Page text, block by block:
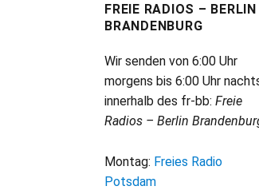
FREIE RADIOS – BERLIN
BRANDENBURG
Wir senden von 6:00 Uhr
morgens bis 6:00 Uhr
innerhalb des fr-bb: Freie
Radios – Berlin
Montag: Freies Radio
Potsdam